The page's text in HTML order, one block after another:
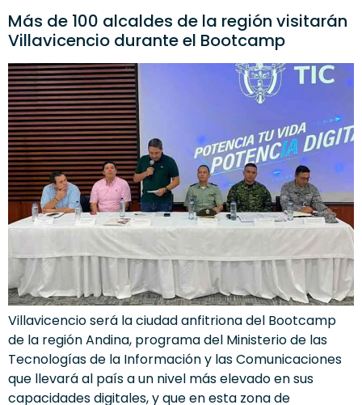
Más de 100 alcaldes de la región visitarán
Villavicencio durante el Bootcamp
Villavicencio será la ciudad anfitriona del Bootcamp
de la región Andina, programa del Ministerio de las
Tecnologías de la Información y las Comunicaciones
que llevará al país a un nivel más elevado en sus
capacidades digitales, y que en esta zona de